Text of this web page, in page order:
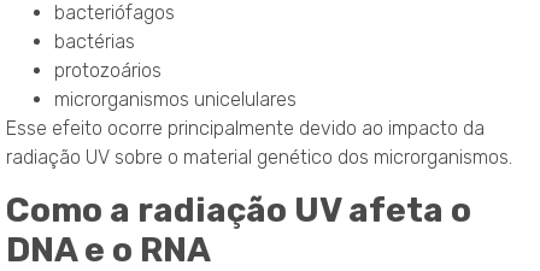
bacteriófagos
bactérias
protozoários
microrganismos unicelulares
Esse efeito ocorre principalmente devido ao impacto da
radiação UV sobre o material genético dos microrganismos.
Como a radiação UV afeta o
DNA e o RNA